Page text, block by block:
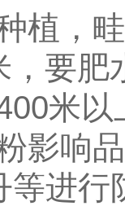
植，
，要肥
米
影响
等进行